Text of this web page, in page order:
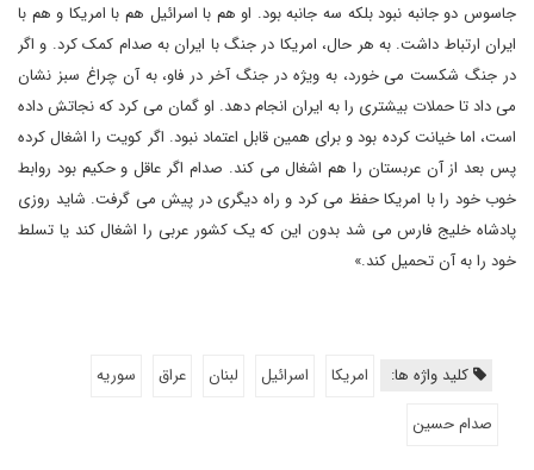
جاسوس دو جانبه نبود بلکه سه جانبه بود. او هم با اسرائیل هم با امریکا و هم با
ایران ارتباط داشت. به هر حال، امریکا در جنگ با ایران به صدام کمک کرد. و اگر
در جنگ شکست می خورد، به ویژه در جنگ آخر در فاو، به آن چراغ سبز نشان
می داد تا حملات بیشتری را به ایران انجام دهد. او گمان می کرد که نجاتش داده
است، اما خیانت کرده بود و برای همین قابل اعتماد نبود. اگر کویت را اشغال کرده
پس بعد از آن عربستان را هم اشغال می کند. صدام اگر عاقل و حکیم بود روابط
خوب خود را با امریکا حفظ می کرد و راه دیگری در پیش می گرفت. شاید روزی
پادشاه خلیج فارس می شد بدون این که یک کشور عربی را اشغال کند یا تسلط
خود را به آن تحمیل کند.»
کلید واژه ها: امریکا اسرائیل لبنان عراق
سوریه
صدام حسین